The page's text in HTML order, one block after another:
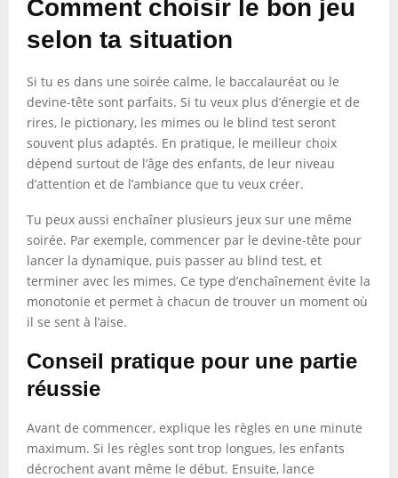
Comment choisir le bon jeu
selon ta situation
Si tu es dans une soirée calme, le baccalauréat ou le
devine-tête sont parfaits. Si tu veux plus d’énergie et de
rires, le pictionary, les mimes ou le blind test seront
souvent plus adaptés. En pratique, le meilleur choix
dépend surtout de l’âge des enfants, de leur niveau
d’attention et de l’ambiance que tu veux créer.
Tu peux aussi enchaîner plusieurs jeux sur une même
soirée. Par exemple, commencer par le devine-tête pour
lancer la dynamique, puis passer au blind test, et
terminer avec les mimes. Ce type d’enchaînement évite la
monotonie et permet à chacun de trouver un moment où
il se sent à l’aise.
Conseil pratique pour une partie
réussie
Avant de commencer, explique les règles en une minute
maximum. Si les règles sont trop longues, les enfants
décrochent avant même le début. Ensuite, lance